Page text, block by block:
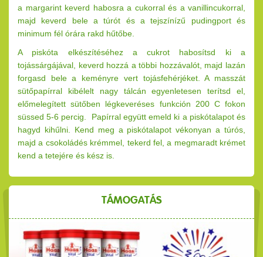
a margarint keverd habosra a cukorral és a vanillincukorral,
majd keverd bele a túrót és a tejszínízű pudingport és
minimum fél órára rakd hűtőbe.
A piskóta elkészítéséhez a cukrot habosítsd ki a
tojássárgájával, keverd hozzá a többi hozzávalót, majd lazán
forgasd bele a keményre vert tojásfehérjéket. A masszát
sütőpapírral kibélelt nagy tálcán egyenletesen terítsd el,
előmelegített sütőben légkeveréses funkción 200 C fokon
süssed 5-6 percig. Papírral együtt emeld ki a piskótalapot és
hagyd kihűlni. Kend meg a piskótalapot vékonyan a túrós,
majd a csokoládés krémmel, tekerd fel, a megmaradt krémet
kend a tetejére és kész is.
TÁMOGATÁS